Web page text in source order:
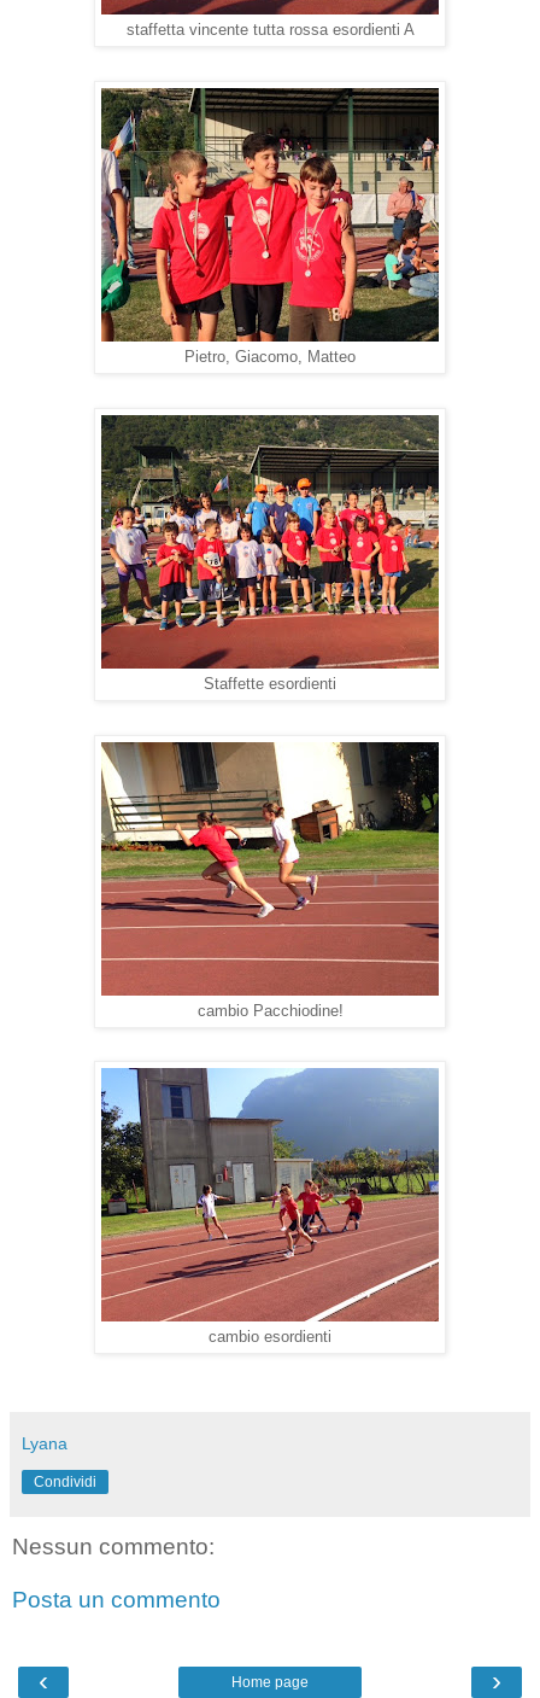
staffetta vincente tutta rossa esordienti A
Pietro, Giacomo, Matteo
Staffette esordienti
cambio Pacchiodine!
cambio esordienti
Lyana
Condividi
Nessun commento:
Posta un commento
‹ ›
Home page